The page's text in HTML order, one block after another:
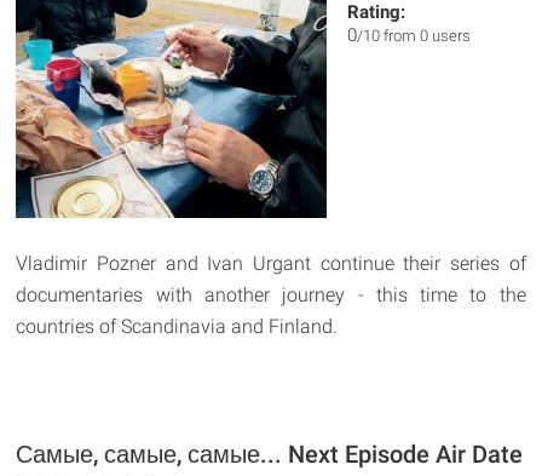
Rating:
0/10 from 0 users
Vladimir Pozner and Ivan Urgant continue their series of
documentaries with another journey - this time to the
countries of Scandinavia and Finland.
Самые, самые, самые... Next Episode Air Date